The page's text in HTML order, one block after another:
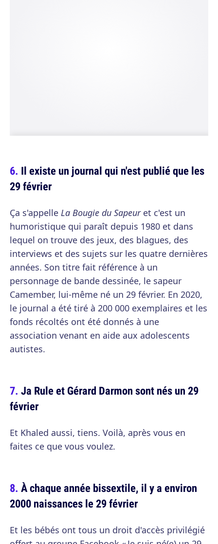
Il existe un journal qui n'est publié que les
29 février
Ça s'appelle La Bougie du Sapeuret c'est un
humoristique qui paraît depuis 1980 et dans
lequel on trouve des jeux, des blagues, des
interviews et des sujets sur les quatre dernières
années. Son titre fait référence à un
personnage de bande dessinée, le sapeur
Camember, lui-même né un 29 février. En 2020,
le journal a été tiré à 200 000 exemplaires et les
fonds récoltés ont été donnés à une
association venant en aide aux adolescents
autistes.
Ja Rule et Gérard Darmon sont nés un 29
février
Et Khaled aussi, tiens. Voilà, après vous en
faites ce que vous voulez.
À chaque année bissextile, il y a environ
2000 naissances le 29 février
Et les bébés ont tous un droit d'accès privilégié